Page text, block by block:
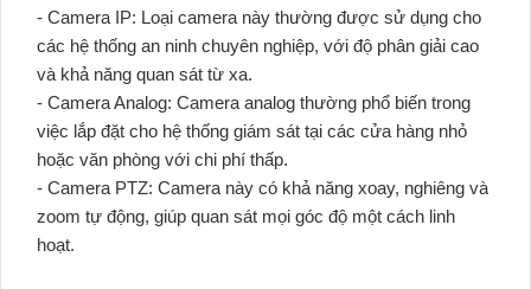
- Camera IP: Loại camera này thường được sử dụng cho
các hệ thống an ninh chuyên nghiệp, với độ phân giải cao
và khả năng quan sát từ xa.
- Camera Analog: Camera analog thường phổ biến trong
việc lắp đặt cho hệ thống giám sát tại các cửa hàng nhỏ
hoặc văn phòng với chi phí thấp.
- Camera PTZ: Camera này có khả năng xoay, nghiêng và
zoom tự động, giúp quan sát mọi góc độ một cách linh
hoạt.